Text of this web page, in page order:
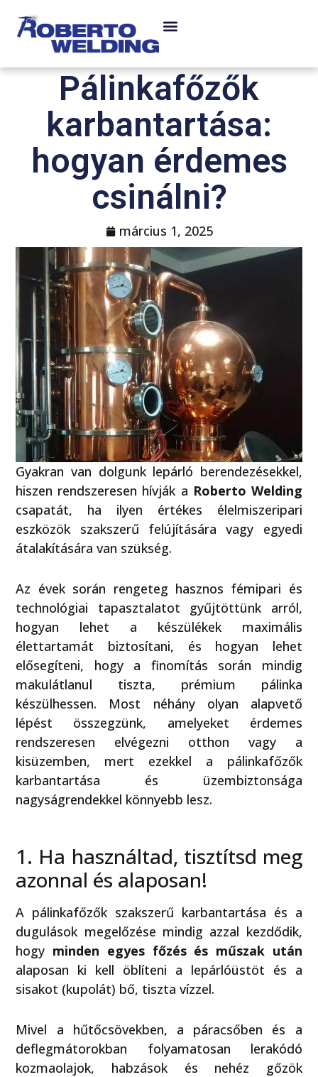
Pálinkafőzők
karbantartása:
hogyan érdemes
csinálni?
március 1, 2025
Gyakran van dolgunk lepárló berendezésekkel,
hiszen rendszeresen hívják a Roberto Welding
csapatát, ha ilyen értékes élelmiszeripari
eszközök szakszerű felújítására vagy egyedi
átalakítására van szükség.
Az évek során rengeteg hasznos fémipari és
technológiai tapasztalatot gyűjtöttünk arról,
hogyan lehet a készülékek maximális
élettartamát biztosítani, és hogyan lehet
elősegíteni, hogy a finomítás során mindig
makulátlanul tiszta, prémium pálinka
készülhessen. Most néhány olyan alapvető
lépést összegzünk, amelyeket érdemes
rendszeresen elvégezni otthon vagy a
kisüzemben, mert ezekkel a pálinkafőzők
karbantartása és üzembiztonsága
nagyságrendekkel könnyebb lesz.
1. Ha használtad, tisztítsd meg
azonnal és alaposan!
A pálinkafőzők szakszerű karbantartása és a
dugulások megelőzése mindig azzal kezdődik,
hogy minden egyes főzés és műszak után
alaposan ki kell öblíteni a lepárlóüstöt és a
sisakot (kupolát) bő, tiszta vízzel.
Mivel a hűtőcsövekben, a páracsőben és a
deflegmátorokban folyamatosan lerakódó
kozmaolajok, habzások és nehéz gőzök